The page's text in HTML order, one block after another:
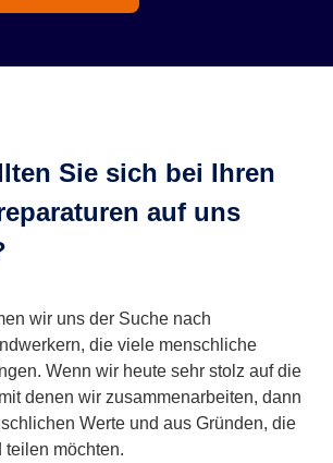
Sie sich bei Ihren
auf uns
wir uns der Suche nach
die viele menschliche
Wenn wir heute sehr stolz auf die
denen wir zusammenarbeiten, dann
Werte und aus Gründen, die
teilen möchten.